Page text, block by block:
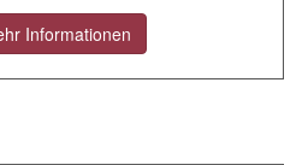
Informationen